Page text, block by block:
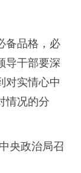
备品格，必
导干部要深
对实情心中
情况的分
央政治局召